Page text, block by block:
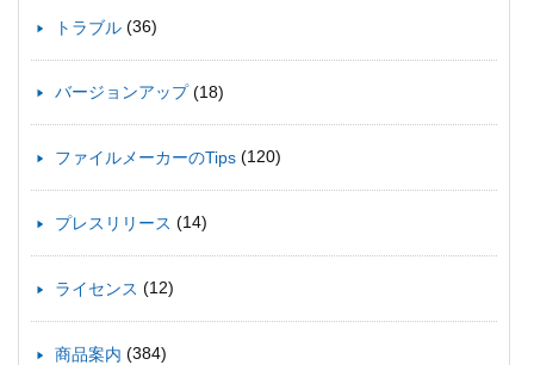
トラブル (36)
バージョンアップ(18)
ファイルメーカーのTips (120)
プレスリリース (14)
ライセンス (12)
商品案内 (384)